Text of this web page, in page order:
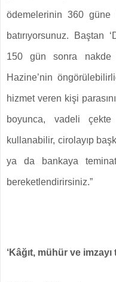
ödemelerinin 360 güne
batırıyorsunuz. Baştan
150 gün sonra nakde
Hazine’nin
hizmet veren kişi
boyunca, vadeli
kullanabilir, cirolayıp
ya da bankaya
bereketlendirirsiniz.”
‘Kâğıt, mühür ve